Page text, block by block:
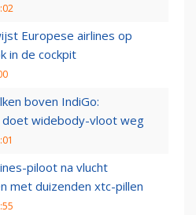
Europese airlines op
in de cockpit
boven IndiGo:
widebody-vloot weg
piloot na vlucht
met duizenden xtc-pillen